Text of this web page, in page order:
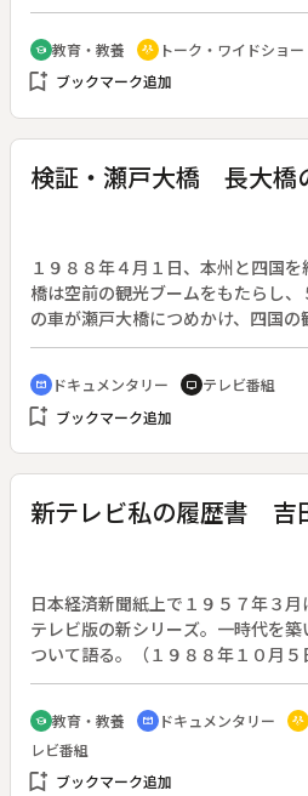
日、全７８回。出演者の肩書・年
２回は原子力委員会委員長代理・向
school 教育・教養 adaptive_audio_mic トーク・ワイドショー
bookmark_add ブックマーク追加
検証・瀬戸大橋 長大橋
１９８８年４月１日、本州と四国を
橋は空前の観光ブームをもたらし
の車が瀬戸大橋につめかけ、四国
し、開通から６ヶ月が経った今、
大きく下回っている。平日の利用は
は料金の高い瀬戸大橋は利用せず、
だ。少ない通行台数は減収に直結す
今、どのような影響を与えている
公団、運送業者、フェリー、ＪＲな
と今後を考える。
cinematic_blur ドキュメンタリー tv テレビ番組
bookmark_add ブックマーク追加
新テレビ私の履歴書 吉
日本経済新聞紙上で１９５７年３月
テレビ版の新シリーズ。一時代を
ついて語る。（１９８８年１０月
放送、全１２７回）◆吉田簑助：文
阪生まれ。１９４０年三世吉田文五
乗る。１９４８年に二世桐竹紋十郎
世簑助を襲名。１９６９年芸術選奨
school 教育・教養 cinematic_blur ドキュメンタリー adaptive_audio_mic
レビ番組
bookmark_add ブックマーク追加